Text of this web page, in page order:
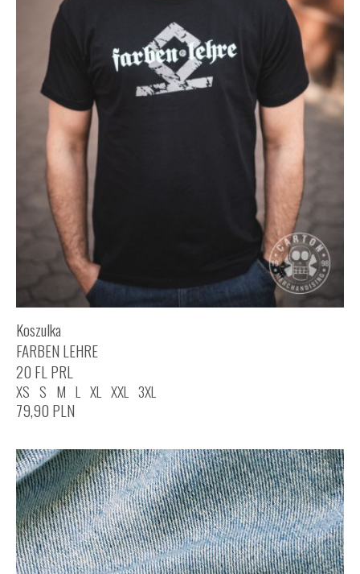
Koszulka
FARBEN LEHRE
20 FL PRL
XS S M L XL XXL 3XL
79,90 PLN